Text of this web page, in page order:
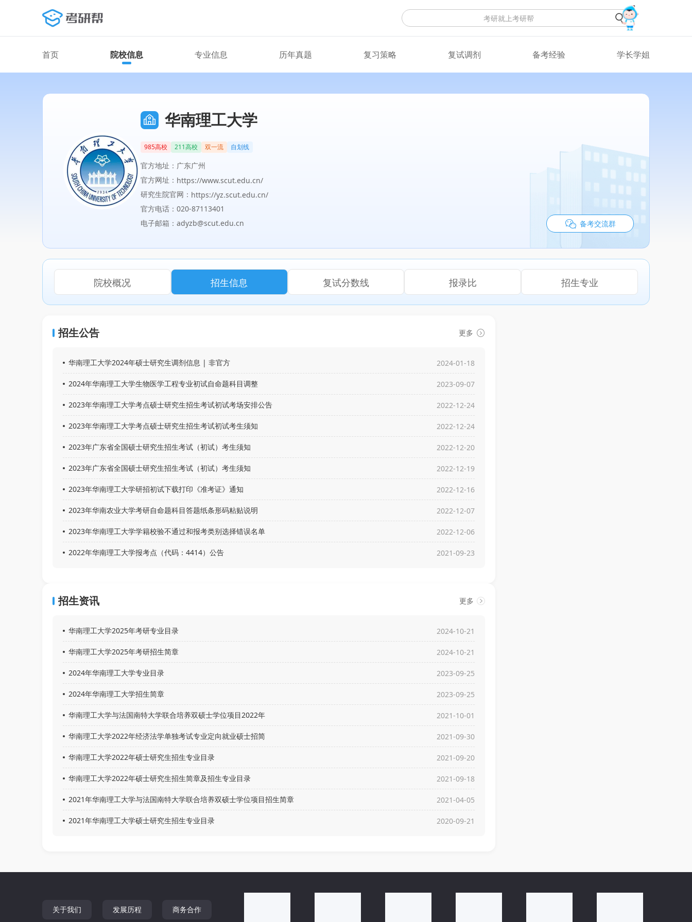
首页 院校信息 专业信息 历年真题 复习策略 复试调剂 备考经验 学长学姐
华南理工大学
985高校 211高校 双一流 自划线
官方地址：广东广州
官方网址： https://www.scut.edu.cn/
研究生院官网： https://yz.scut.edu.cn/
官方电话：020-87113401
电子邮箱：adyzb@scut.edu.cn
备考交流群
院校概况 招生信息 复试分数线 报录比 招生专业
招生公告 更多
华南理工大学2024年硕士研究生调剂信息 | 非官方 2024-01-18
2024年华南理工大学生物医学工程专业初试自命题科目调整 2023-09-07
2023年华南理工大学考点硕士研究生招生考试初试考场安排公告 2022-12-24
2023年华南理工大学考点硕士研究生招生考试初试考生须知 2022-12-24
2023年广东省全国硕士研究生招生考试（初试）考生须知 2022-12-20
2023年广东省全国硕士研究生招生考试（初试）考生须知 2022-12-19
2023年华南理工大学研招初试下载打印《准考证》通知 2022-12-16
2023年华南农业大学考研自命题科目答题纸条形码粘贴说明 2022-12-07
2023年华南理工大学学籍校验不通过和报考类别选择错误名单 2022-12-06
2022年华南理工大学报考点（代码：4414）公告 2021-09-23
招生资讯 更多
华南理工大学2025年考研专业目录 2024-10-21
华南理工大学2025年考研招生简章 2024-10-21
2024年华南理工大学专业目录 2023-09-25
2024年华南理工大学招生简章 2023-09-25
华南理工大学与法国南特大学联合培养双硕士学位项目2022年 2021-10-01
华南理工大学2022年经济法学单独考试专业定向就业硕士招简 2021-09-30
华南理工大学2022年硕士研究生招生专业目录 2021-09-20
华南理工大学2022年硕士研究生招生简章及招生专业目录 2021-09-18
2021年华南理工大学与法国南特大学联合培养双硕士学位项目招生简章 2021-04-05
2021年华南理工大学硕士研究生招生专业目录 2020-09-21
关于我们 发展历程 商务合作